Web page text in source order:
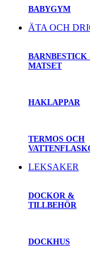
BABYGYM
ÄTA OCH
BARNBESTICK
MATSET
HAKLAPPAR
TERMOS OCH
LEKSAKER
DOCKOR &
TILLBEHÖR
DOCKHUS